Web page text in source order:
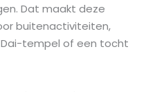
Dat maakt deze
buitenactiviteiten,
tempel of een tocht